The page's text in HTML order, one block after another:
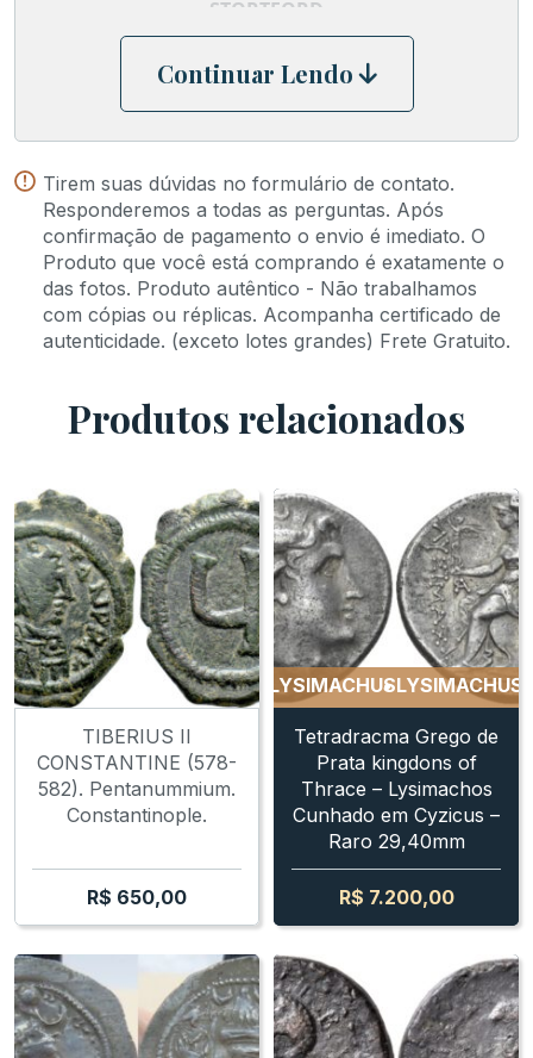
STORTFORD
Continuar Lendo
Tirem suas dúvidas no formulário de contato.
Responderemos a todas as perguntas. Após
confirmação de pagamento o envio é imediato. O
Produto que você está comprando é exatamente o
das fotos. Produto autêntico - Não trabalhamos
com cópias ou réplicas. Acompanha certificado de
autenticidade. (exceto lotes grandes) Frete Gratuito.
Produtos relacionados
TIBERIUS II
CONSTANTINE (578-
582). Pentanummium.
Constantinople.
R$ 650,00
LYSIMACHUSLYSIMACHUSLYSIMACHUS
Tetradracma Grego de
Prata kingdons of
Thrace – Lysimachos
Cunhado em Cyzicus –
Raro 29,40mm
R$ 7.200,00